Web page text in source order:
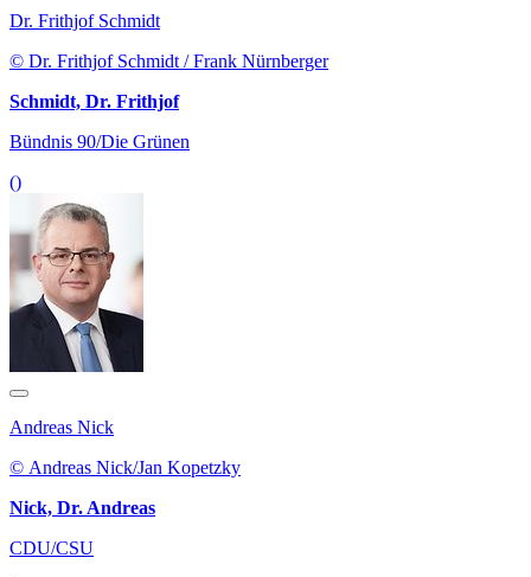
Dr. Frithjof Schmidt
© Dr. Frithjof Schmidt / Frank Nürnberger
Schmidt, Dr. Frithjof
Bündnis 90/Die Grünen
()
Andreas Nick
© Andreas Nick/Jan Kopetzky
Nick, Dr. Andreas
CDU/CSU